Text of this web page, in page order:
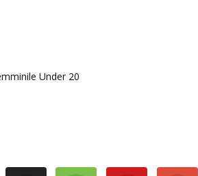
Under 20